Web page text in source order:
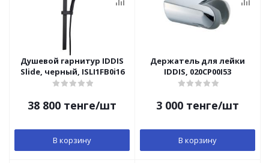
Душевой гарнитур IDDIS
Slide, черный, ISLI1FB0i16
38 800 тенге/шт
В корзину
Держатель для лейки
IDDIS, 020CP00I53
3 000 тенге/шт
В корзину